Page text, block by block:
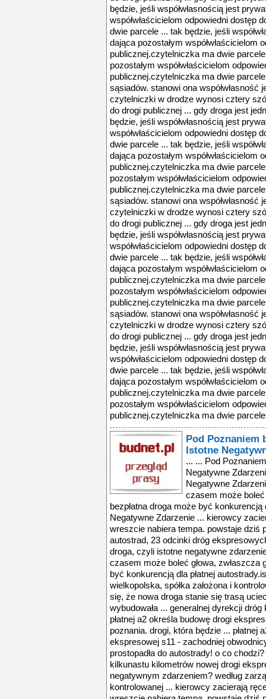
będzie, jeśli współwłasnością jest
współwłaścicielom odpowiedni dostęp
dwie parcele ... tak będzie, jeśli
dająca pozostałym współwłaścicielom
publicznej.czytelniczka ma dwie
pozostałym współwłaścicielom
publicznej.czytelniczka ma dwie
sąsiadów. stanowi ona współwłasność
czytelniczki w drodze wynosi cztery
do drogi publicznej ... gdy droga jest
będzie, jeśli współwłasnością jest
współwłaścicielom odpowiedni dostęp
dwie parcele ... tak będzie, jeśli
dająca pozostałym współwłaścicielom
publicznej.czytelniczka ma dwie
pozostałym współwłaścicielom
publicznej.czytelniczka ma dwie
sąsiadów. stanowi ona współwłasność
czytelniczki w drodze wynosi cztery
do drogi publicznej ... gdy droga jest
będzie, jeśli współwłasnością jest
współwłaścicielom odpowiedni dostęp
dwie parcele ... tak będzie, jeśli
dająca pozostałym współwłaścicielom
publicznej.czytelniczka ma dwie
pozostałym współwłaścicielom
publicznej.czytelniczka ma dwie
sąsiadów. stanowi ona współwłasność
czytelniczki w drodze wynosi cztery
do drogi publicznej ... gdy droga jest
będzie, jeśli współwłasnością jest
współwłaścicielom odpowiedni dostęp
dwie parcele ... tak będzie, jeśli
dająca pozostałym współwłaścicielom
publicznej.czytelniczka ma dwie
pozostałym współwłaścicielom
publicznej.czytelniczka ma dwie
Pod Poznaniem
Istotne
... ... Pod Poznaniem będzie nowa droga, czyli Istotne Negatywne Zdarzenie ... zie nowa droga, czyli Istotne Negatywne Zdarzenie ... jednak, że od przybytku czasem może boleć głowa, zwłaszcza gdy nowa bezpłatna droga może być konkurencją dla płatnej autostrady.Istotne Negatywne Zdarzenie ... kierowcy zacierają ręce, bo budowa dróg w polsce wreszcie nabiera tempa. powstaje dziś prawie 780 km dróg: 13 odcinków autostrad, 23 odcinki dróg ekspresowych ... pod poznaniem będzie nowa droga, czyli istotne negatywne zdarzenie ... jednak, że od przybytku czasem może boleć głowa, zwłaszcza gdy nowa bezpłatna droga może być konkurencją dla płatnej autostrady.istotne negatywne zdarzenie ... wielkopolska, spółka założona i kontrolowana przez jana kulczyka, obawia się, że nowa droga stanie się trasą ucieczki z jej płatnej autostrady.firma wybudowała ... generalnej dyrekcji dróg krajowych i autostrad zarządca płatnej a2 określa budowę drogi ekspresowej s11 - zachodniej obwodnicy poznania. drogi, która będzie ... płatnej a2 określa budowę drogi ekspresowej s11 - zachodniej obwodnicy poznania. drogi, która będzie prostopadła do autostrady! o co chodzi? oczywiście ... czy budowa kilkunastu kilometrów nowej drogi ekspresowej w polsce może być negatywnym zdarzeniem? według zarządcy płatnej autostrady a2, spółki kontrolowanej ... kierowcy zacierają ręce, bo budowa dróg w polsce wreszcie nabiera tempa. powstaje dziś prawie 780 km dróg: 13 odcinków autostrad, 23 odcinki dróg ekspresowych ... pod poznaniem będzie nowa droga, czyli istotne negatywne zdarzenie ... jednak, że od przybytku czasem może boleć głowa, zwłaszcza gdy nowa bezpłatna droga może być konkurencją dla płatnej autostrady.istotne negatywne zdarzenie ... wielkopolska, spółka założona i kontrolowana przez jana kulczyka, obawia się, że nowa droga stanie się trasą ucieczki z jej płatnej autostrady.firma wybudowała ... generalnej dyrekcji dróg krajowych i autostrad zarządca płatnej a2 określa budowę drogi ekspresowej s11 - zachodniej obwodnicy poznania. drogi, która będzie ... płatnej a2 określa budowę drogi ekspresowej s11 - zachodniej obwodnicy poznania. drogi, która będzie prostopadła do autostrady! o co chodzi? oczywiście ... czy budowa kilkunastu kilometrów nowej drogi ekspresowej w polsce może być negatywnym zdarzeniem? według zarządcy płatnej autostrady a2, spółki kontrolowanej ... kierowcy zacierają ręce, bo budowa dróg w polsce wreszcie nabiera tempa. powstaje dziś prawie 780 km dróg: 13 odcinków autostrad, 23 odcinki dróg ekspresowych ... pod poznaniem będzie nowa droga, czyli istotne negatywne zdarzenie ... jednak, że od przybytku czasem może boleć głowa, zwłaszcza gdy nowa bezpłatna droga może być konkurencją dla płatnej autostrady.istotne negatywne zdarzenie ... wielkopolska, spółka założona i kontrolowana przez jana kulczyka, obawia się, że nowa droga stanie się trasą ucieczki z jej płatnej autostrady.firma wybudowała ... generalnej dyrekcji dróg krajowych i autostrad zarządca płatnej a2 określa budowę drogi ekspresowej s11 - zachodniej obwodnicy poznania. drogi, która będzie ... płatnej a2 określa budowę drogi ekspresowej s11 - zachodniej obwodnicy poznania. drogi, która będzie prostopadła do autostrady! o co chodzi? oczywiście ... czy budowa kilkunastu kilometrów nowej drogi ekspresowej w polsce może być negatywnym zdarzeniem? według zarządcy płatnej autostrady a2, spółki kontrolowanej ... kierowcy zacierają ręce, bo budowa dróg w polsce wreszcie nabiera tempa. powstaje dziś prawie 780 km dróg: 13 odcinków autostrad, 23 odcinki dróg ekspresowych ... pod poznaniem będzie nowa droga, czyli istotne negatywne zdarzenie ... jednak, że od przybytku czasem może boleć głowa,